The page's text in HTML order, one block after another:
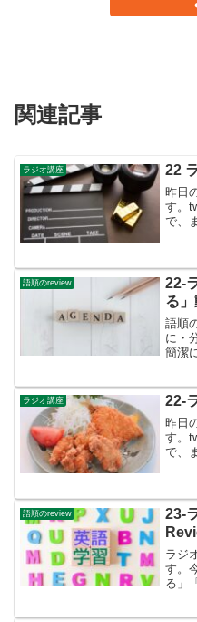
関連記事
ラジオ講座 22
昨日
す。
で、
置詞
a...
語順のreview
22-
る
語順
に・
簡潔
の学
ラジオ講座 22-
昨日
す。
で、
から
ます
語順のreview
23-
ラジ
す。
る」